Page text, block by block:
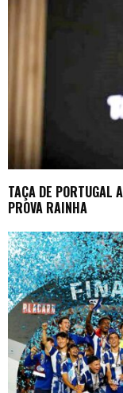
TAÇA DE PORTUGAL
PROVA RAINHA